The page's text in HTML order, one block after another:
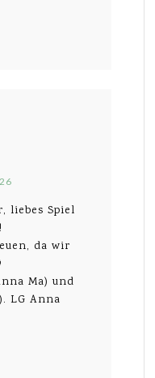
liebes Spiel
da wir
Ma) und
LG Anna